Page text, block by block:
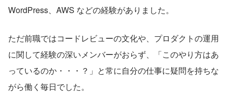
WordPress、AWS などの経験がありました。
ただ前職ではコードレビューの文化や、プロダクトの運用
に関して経験の深いメンバーがおらず、「このやり方はあ
っているのか・・・？」と常に自分の仕事に疑問を持ちな
がら働く毎日でした。